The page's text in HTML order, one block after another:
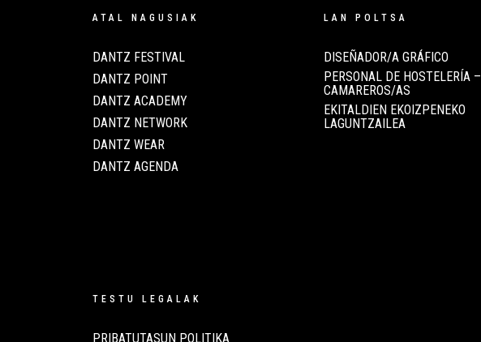
ATAL NAGUSIAK
DANTZ FESTIVAL
DANTZ POINT
DANTZ ACADEMY
DANTZ NETWORK
DANTZ WEAR
DANTZ AGENDA
LAN POLTSA
DISEÑADOR/A GRÁFICO
PERSONAL DE HOSTELERÍA –
CAMAREROS/AS
EKITALDIEN EKOIZPENEKO
LAGUNTZAILEA
TESTU LEGALAK
PRIBATUTASUN POLITIKA